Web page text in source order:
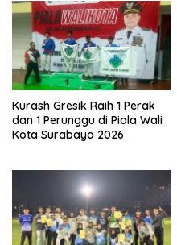
Kurash Gresik Raih 1 Perak
dan 1 Perunggu di Piala Wali
Kota Surabaya 2026